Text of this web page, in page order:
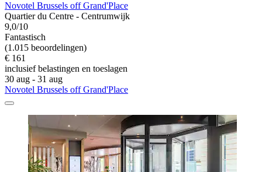
Novotel Brussels off Grand'Place
Quartier du Centre - Centrumwijk
9,0/10
Fantastisch
(1.015 beoordelingen)
€ 161
inclusief belastingen en toeslagen
30 aug - 31 aug
Novotel Brussels off Grand'Place